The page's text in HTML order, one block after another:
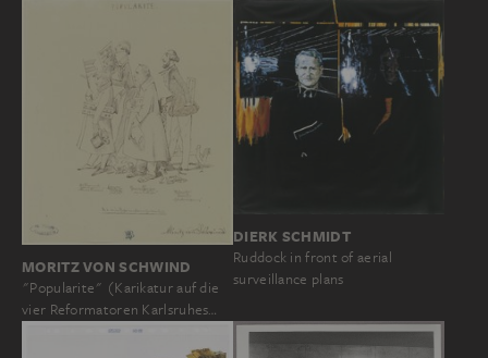
MORITZ VON SCHWIND
"Popularite" (Karikatur auf die
vier Reformatoren Karlsruhes…
DIERK SCHMIDT
Ruddock in front of aerial
surveillance plans